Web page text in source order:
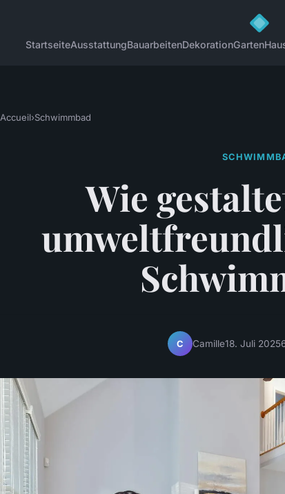
StartseiteAusstattungBauarbeitenDekorationGarten
Accueil›Schwimmbad
Wie
C Camille18. Juli 2025